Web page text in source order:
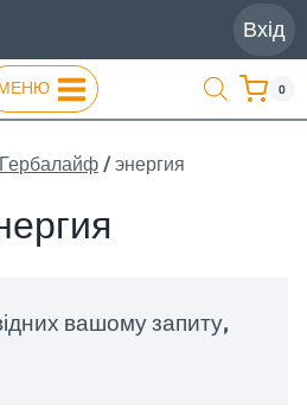
Вхід
0
/энергия
вашому запиту,